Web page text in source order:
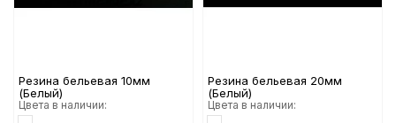
Резина бельевая 10мм
(Белый)
Цвета в наличии:
Резина бельевая 20мм
(Белый)
Цвета в наличии: